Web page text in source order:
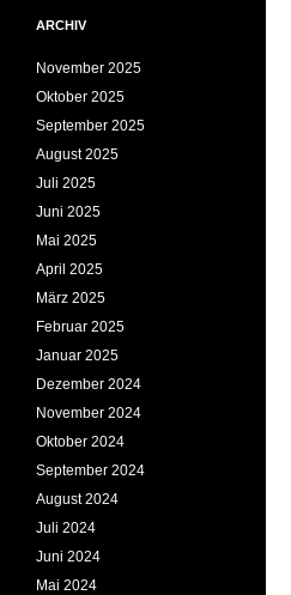
ARCHIV
November 2025
Oktober 2025
September 2025
August 2025
Juli 2025
Juni 2025
Mai 2025
April 2025
März 2025
Februar 2025
Januar 2025
Dezember 2024
November 2024
Oktober 2024
September 2024
August 2024
Juli 2024
Juni 2024
Mai 2024